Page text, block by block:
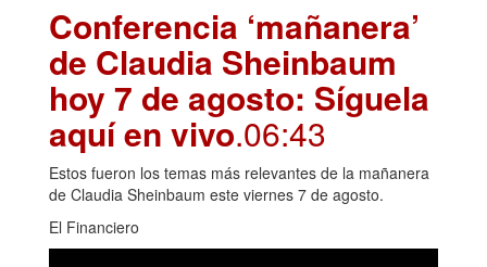
Conferencia ‘mañanera’
de Claudia Sheinbaum
hoy 7 de agosto: Síguela
aquí en vivo.06:43
Estos fueron los temas más relevantes de la mañanera
de Claudia Sheinbaum este viernes 7 de agosto.
El Financiero